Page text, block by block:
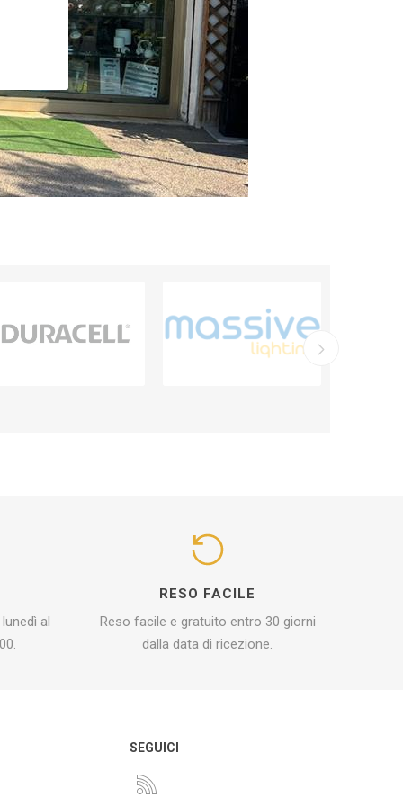
al
RESO FACILE
Reso facile e gratuito entro 30 giorni
dalla data di ricezione.
SEGUICI